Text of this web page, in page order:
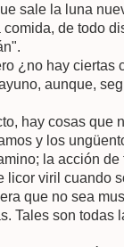
sale la luna
de todo
¿no hay ciertas
aunque,
hay cosas que
y los
la acción
licor viril cuando
que no sea
Tales son todas